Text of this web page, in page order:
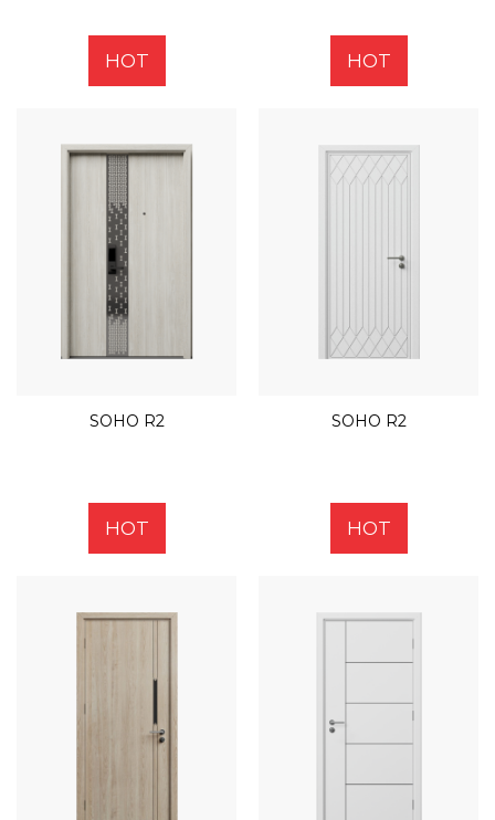
SOHO R2 SOHO R2